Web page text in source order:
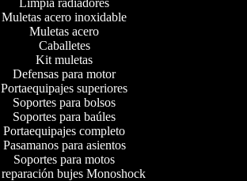
Muletas acero inoxidable
Muletas acero
Caballetes
Kit muletas
Defensas para motor
Portaequipajes superiores
Soportes para bolsos
Soportes para baúles
Portaequipajes completo
Pasamanos para asientos
Soportes para motos
bujes Monoshock